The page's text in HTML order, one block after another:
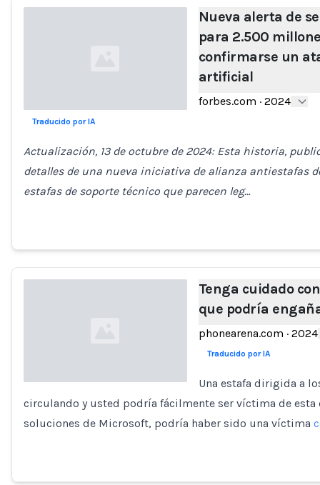
Nueva alerta de
para 2.500
confirmarse un
artificial
forbes.com · 2024
Traducido por IA
Actualización, 13 de octubre de 2024: Esta historia,
detalles de una nueva iniciativa de alianza antiestafas
estafas de soporte técnico que parecen leg…
Tenga cuidado
que podría
phonearena.com · 2024
Traducido por IA
Una estafa dirigida a
circulando y usted podría fácilmente ser víctima de
soluciones de Microsoft, podría haber sido una víctima